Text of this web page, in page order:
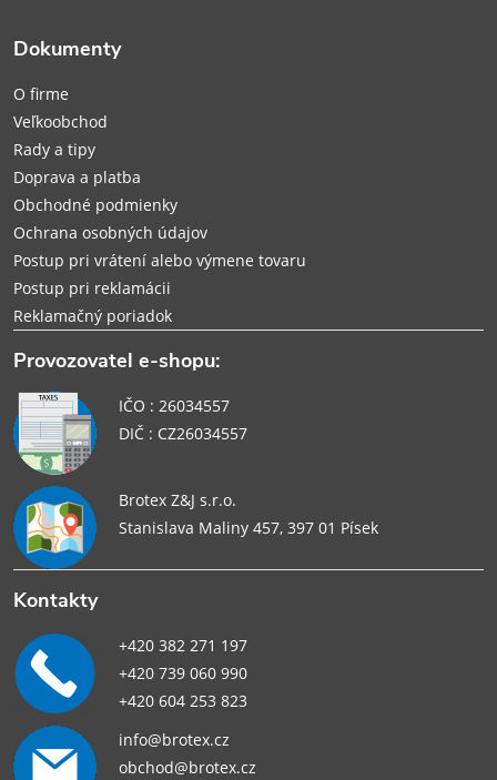
e
Dokumenty
O firme
Veľkoobchod
Rady a tipy
Doprava a platba
Obchodné podmienky
Ochrana osobných údajov
Postup pri vrátení alebo výmene tovaru
Postup pri reklamácii
Reklamačný poriadok
Provozovatel e-shopu:
IČO : 26034557
DIČ : CZ26034557
Brotex Z&J s.r.o.
Stanislava Maliny 457, 397 01 Písek
Kontakty
+420 382 271 197
+420 739 060 990
+420 604 253 823
info@brotex.cz
obchod@brotex.cz